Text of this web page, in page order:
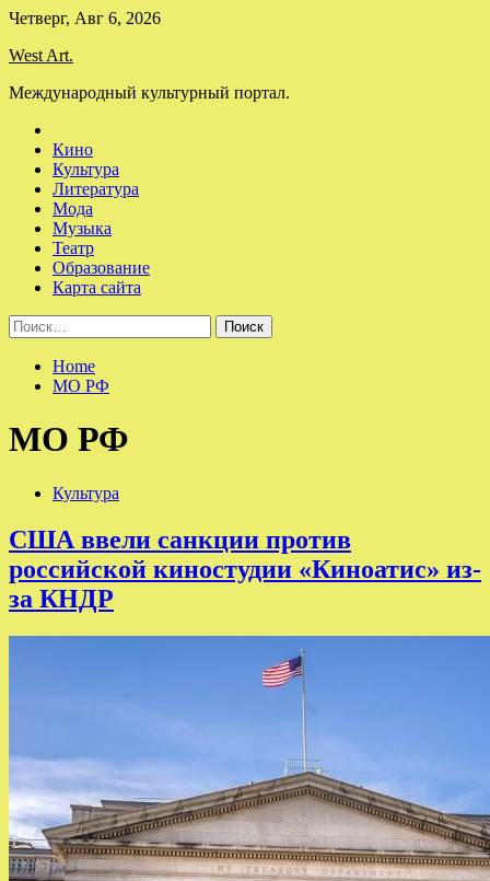
Skip
content
Четверг, Авг 6, 2026
West Art.
Международный культурный портал.
Кино
Культура
Литература
Мода
Музыка
Театр
Образование
Карта сайта
Найти:
Home
МО РФ
МО РФ
Культура
США ввели санкции против
российской киностудии «Киноатис» из-
за КНДР